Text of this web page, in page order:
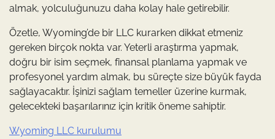
almak, yolculuğunuzu daha kolay hale getirebilir.
Özetle, Wyoming’de bir LLC kurarken dikkat etmeniz
gereken birçok nokta var. Yeterli araştırma yapmak,
doğru bir isim seçmek, finansal planlama yapmak ve
profesyonel yardım almak, bu süreçte size büyük fayda
sağlayacaktır. İşinizi sağlam temeller üzerine kurmak,
gelecekteki başarılarınız için kritik öneme sahiptir.
Wyoming LLC kurulumu